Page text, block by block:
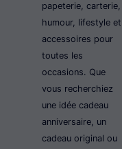
papeterie, carterie,
humour, lifestyle et
accessoires pour
toutes les
occasions. Que
vous recherchiez
une idée cadeau
anniversaire, un
cadeau original ou